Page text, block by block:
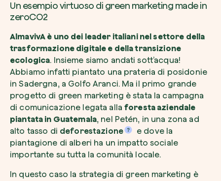
Un esempio virtuoso di green marketing made in
zeroCO2
AlmavivA è uno dei leader italiani nel settore della
trasformazione digitale e della transizione
ecologica. Insieme siamo andati sott’acqua!
Abbiamo infatti piantato una prateria di posidonie
in Sadergna, a Golfo Aranci. Ma il primo grande
progetto di green marketing è stata la campagna
di comunicazione legata allaforesta aziendale
piantata in Guatemala, nel Petén, in una zona ad
alto tasso di deforestazione
e dove la
piantagione di alberi ha un impatto sociale
importante su tutta la comunità locale.
In questo caso la strategia di green marketing è